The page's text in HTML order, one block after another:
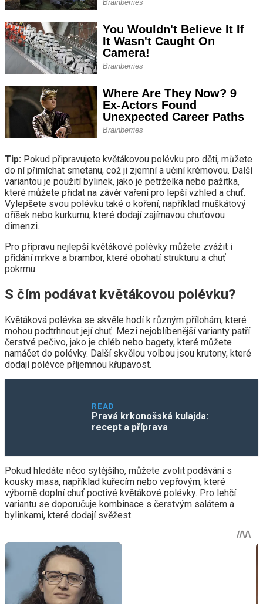
Tip: Pokud připravujete květákovou polévku pro děti, můžete
do ní přimíchat smetanu, což ji zjemní a učiní krémovou. Další
variantou je použití bylinek, jako je petrželka nebo pažitka,
které můžete přidat na závěr vaření pro lepší vzhled a chuť.
Vylepšete svou polévku také o koření, například muškátový
oříšek nebo kurkumu, které dodají zajímavou chuťovou
dimenzi.
Pro přípravu nejlepší květákové polévky můžete zvážit i
přidání mrkve a brambor, které obohatí strukturu a chuť
pokrmu.
S čím podávat květákovou polévku?
Kvě­táková polévka se skvěle hodí k různým přílohám, které
mohou podtrhnout její chuť. Mezi nejoblíbenější varianty patří
čerstvé pečivo, jako je chléb nebo bagety, které můžete
namáčet do polévky. Další skvělou volbou jsou krutony, které
dodají polévce příjemnou křupavost.
READ
Pravá krkonošská kulajda:
recept a příprava
Pokud hledáte něco sytějšího, můžete zvolit podávání s
kousky masa, například kuřecím nebo vepřovým, které
výborně doplní chuť poctivé květákové polévky. Pro lehčí
variantu se doporučuje kombinace s čerstvým salátem a
bylinkami, které dodají svěžest.